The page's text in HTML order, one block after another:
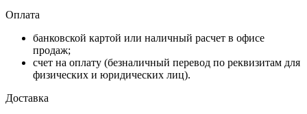
Оплата
банковской картой или наличный расчет в офисе
продаж;
счет на оплату (безналичный перевод по реквизитам для
физических и юридических лиц).
Доставка